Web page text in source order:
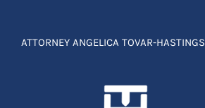
ATTORNEY ANGELICA TOVAR-HASTINGS